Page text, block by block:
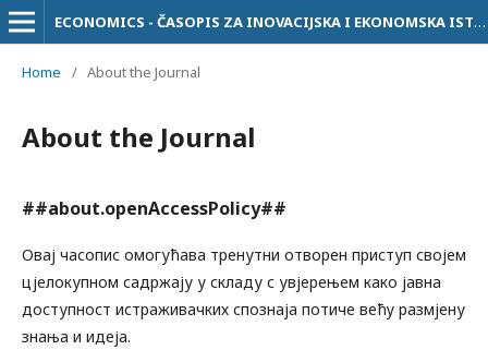
ECONOMICS - ČASOPIS ZA INOVACIJSKA I EKONOMSKA ISTRAŽIVANJA
Home / About the Journal
About the Journal
##about.openAccessPolicy##
Овај часопис омогућава тренутни отворен приступ својем
цјелокупном садржају у складу с увјерењем како јавна
доступност истраживачких спознаја потиче већу размјену
знања и идеја.